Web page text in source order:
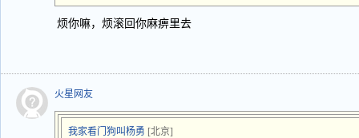
烦你嘛，烦滚回你麻痹里去
火星网友
我家看门狗叫杨勇 [北京]